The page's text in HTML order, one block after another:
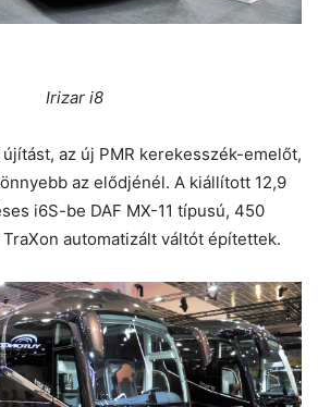
Irizar i8
az új PMR kerekesszék-emelőt,
az elődjénél. A kiállított 12,9
i6S-be DAF MX-11 típusú, 450
automatizált váltót építettek.